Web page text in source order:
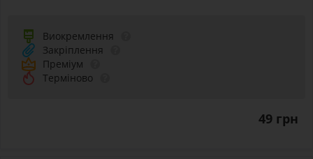
Виокремлення
Закріплення
Преміум
Терміново
49 грн